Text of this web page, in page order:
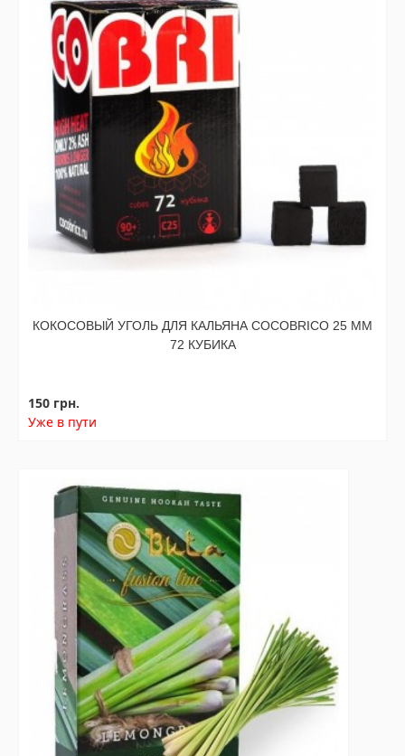
КОКОСОВЫЙ УГОЛЬ ДЛЯ КАЛЬЯНА COCOBRICO 25 ММ
72 КУБИКА
150 грн.
Уже в пути